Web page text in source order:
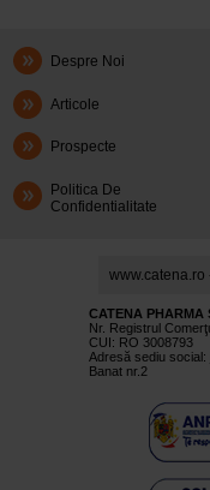
Despre Noi
Articole
Prospecte
Politica De
Confidentialitate
www.catena.ro
CATENA PHARMA
Nr. Registrul
CUI: RO 3008793
Adresă sediu social:
Banat nr.2